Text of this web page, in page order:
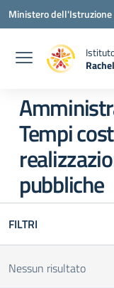
Vai ai contenuti
Vai al menu di
Vai al footer
Ministero
Tempi
pubbliche
FILTRI
Nessun risultato